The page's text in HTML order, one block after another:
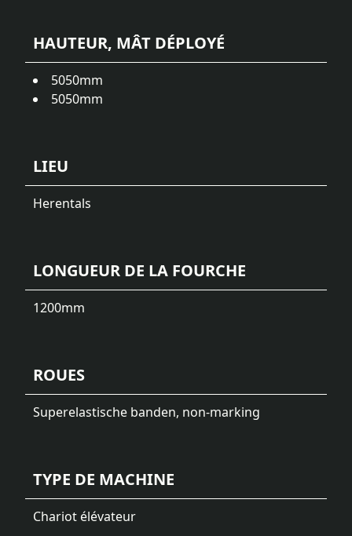
HAUTEUR, MÂT DÉPLOYÉ
5050mm
5050mm
LIEU
Herentals
LONGUEUR DE LA FOURCHE
1200mm
ROUES
Superelastische banden, non-marking
TYPE DE MACHINE
Chariot élévateur